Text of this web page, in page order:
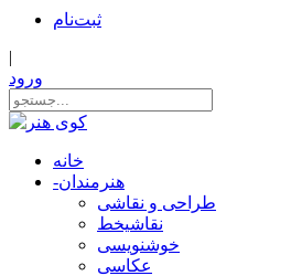
ثبت‌نام
|
ورود
خانه
-هنرمندان
طراحی و نقاشی
نقاشیخط
خوشنویسی
عکاسی